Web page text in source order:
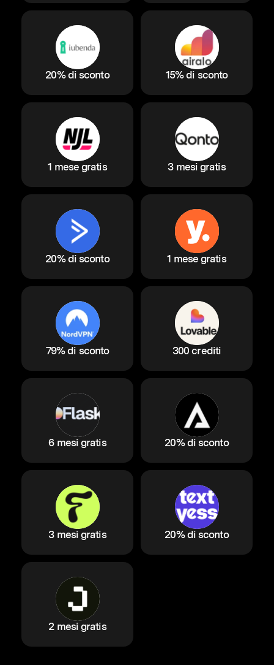
20% di sconto 15% di sconto
1 mese gratis 3 mesi gratis
20% di sconto 1 mese gratis
79% di sconto 300 crediti
6 mesi gratis 20% di sconto
3 mesi gratis 20% di sconto
2 mesi gratis